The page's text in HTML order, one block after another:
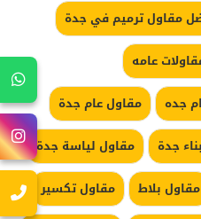
مقاول ترميم في جدة
عامه
جده
مقاول عام جدة
جدة
مقاول لياسة جدة
مقاول بلاط
مقاول تكسير